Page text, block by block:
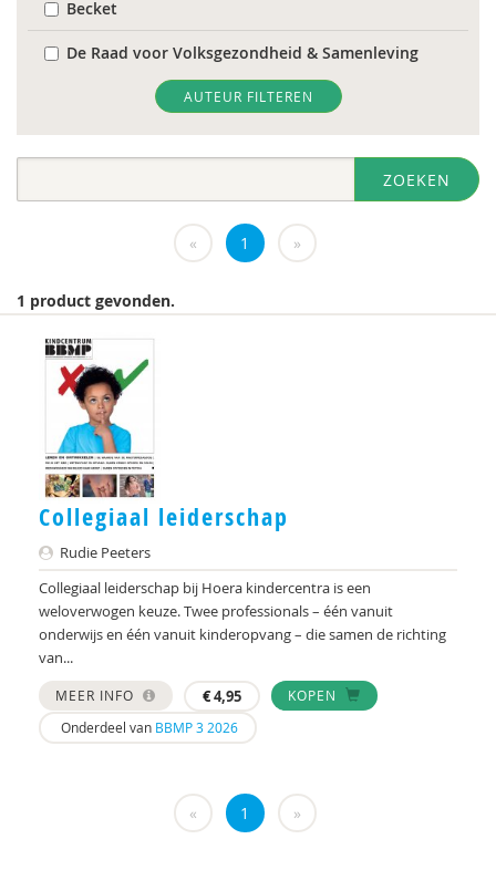
Becket
De Raad voor Volksgezondheid & Samenleving
diversen
Evelyne Offerman
Inspectie van het Onderwijs
J.Zevalkink
Judith Conijn
KBA Nijmegen
KNMG
M.D
Marga
Marije L. Verhage
AUTEUR FILTEREN
ZOEKEN
« 1 »
1 product gevonden.
Collegiaal leiderschap
Rudie Peeters
Collegiaal leiderschap bij Hoera kindercentra is een
weloverwogen keuze. Twee professionals – één vanuit
onderwijs en één vanuit kinderopvang – die samen de richting
van...
MEER INFO €4,95
KOPEN
Onderdeel van BBMP 3 2026
« 1 »